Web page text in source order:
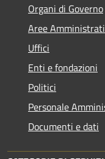
Organi di Governo
Aree
Uffici
Enti e fondazioni
Politici
Personale
Documenti e dati